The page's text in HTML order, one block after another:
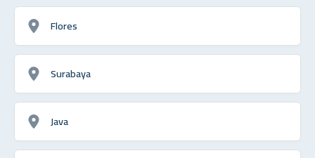
Flores
Surabaya
Java